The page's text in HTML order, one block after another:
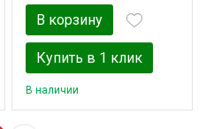
В корзину
Купить в 1 клик
В наличии